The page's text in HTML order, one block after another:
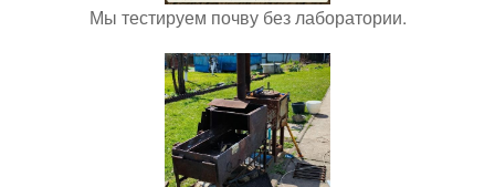
Мы тестируем почву без лаборатории.